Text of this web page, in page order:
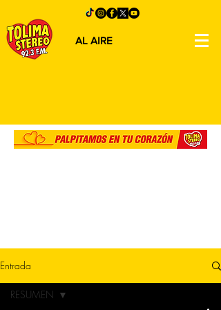
AL AIRE
Entrada
RESUMEN